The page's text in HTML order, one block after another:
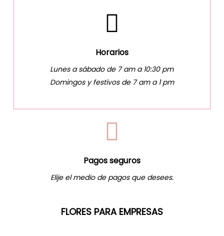
Horarios
Lunes a sábado de 7 am a 10:30 pm
Domingos y festivos de 7 am a 1 pm
Pagos seguros
Elije el medio de pagos que desees.
FLORES PARA EMPRESAS